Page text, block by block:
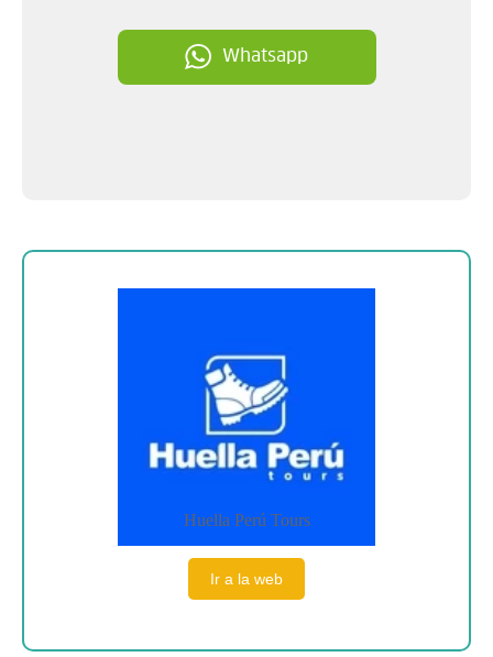
Whatsapp
Huella Perú Tours
Ir a la web